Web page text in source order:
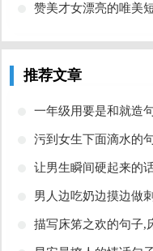
赞美才女漂亮的唯美
推荐文章
一年级用要是和就造
污到女生下面滴水的句段子，能
让男生瞬间硬起来的
男人边吃奶边摸边做
描写床笫之欢的句子,